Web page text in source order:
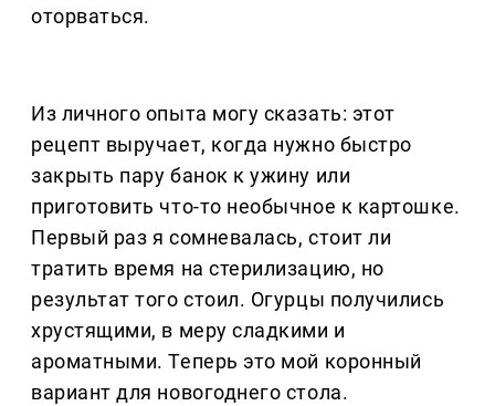
оторваться.
Из личного опыта могу сказать: этот
рецепт выручает, когда нужно быстро
закрыть пару банок к ужину или
приготовить что-то необычное к картошке.
Первый раз я сомневалась, стоит ли
тратить время на стерилизацию, но
результат того стоил. Огурцы получились
хрустящими, в меру сладкими и
ароматными. Теперь это мой коронный
вариант для новогоднего стола.